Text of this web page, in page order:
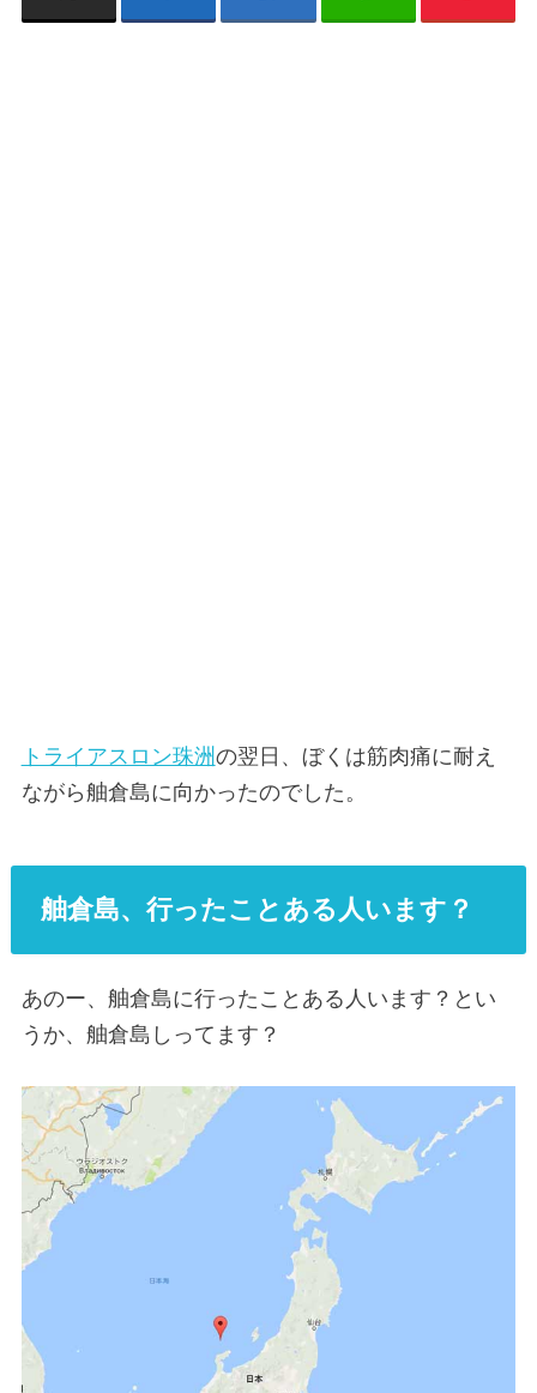
トライアスロン珠洲の翌日、ぼくは筋肉痛に耐え
ながら舳倉島に向かったのでした。
舳倉島、行ったことある人います？
あのー、舳倉島に行ったことある人います？とい
うか、舳倉島しってます？